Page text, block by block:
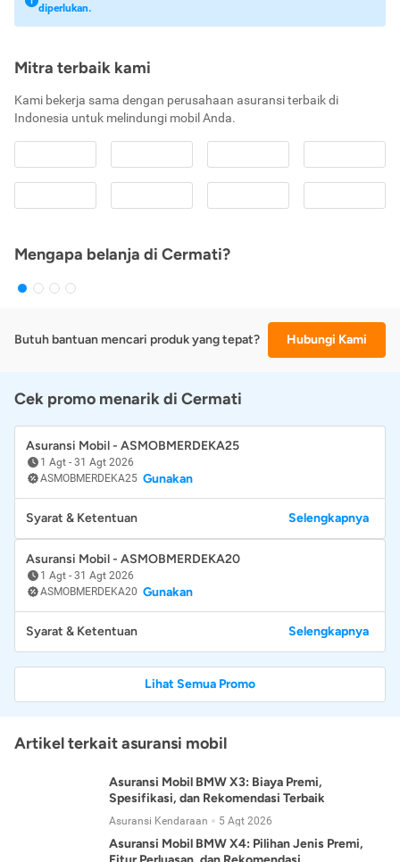
diperlukan.
Mitra terbaik kami
Kami bekerja sama dengan perusahaan asuransi terbaik di
Indonesia untuk melindungi mobil Anda.
Mengapa belanja di Cermati?
Butuh bantuan mencari produk yang tepat? Hubungi Kami
Cek promo menarik di Cermati
Asuransi Mobil - ASMOBMERDEKA25
1 Agt - 31 Agt 2026
ASMOBMERDEKA25 Gunakan
Syarat & Ketentuan Selengkapnya
Asuransi Mobil - ASMOBMERDEKA20
1 Agt - 31 Agt 2026
ASMOBMERDEKA20 Gunakan
Syarat & Ketentuan Selengkapnya
Lihat Semua Promo
Artikel terkait asuransi mobil
Asuransi Mobil BMW X3: Biaya Premi,
Spesifikasi, dan Rekomendasi Terbaik
Asuransi Kendaraan 5 Agt 2026
Asuransi Mobil BMW X4: Pilihan Jenis Premi,